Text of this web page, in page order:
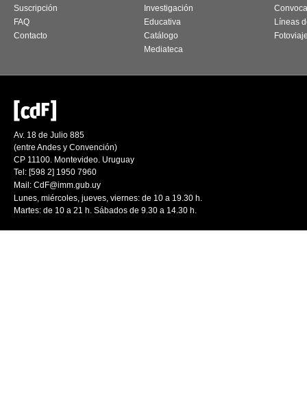
Suscripción
FAQ
Contacto
Investigación
Educativa
Catálogo
Mediateca
Líneas
Av. 18 de Julio 885
(entre Andes y Convención)
CP 11100. Montevideo. Uruguay
Tel: [598 2] 1950 7960
Mail: CdF@imm.gub.uy
Lunes, miércoles, jueves, viernes: de 10 a 19.30 h.
Martes: de 10 a 21 h. Sábados de 9.30 a 14.30 h.